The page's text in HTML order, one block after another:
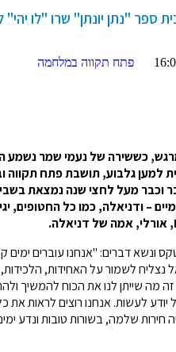
ספר "נתן יונתן" שרו "לו יהי"
פתח תקווה במלחמה
והמרגש, כששירה של נעמי שמר
למען גלבוע, תושבת פתח תקווה
וכבר מעל לחצי שנה נמצאת
– ודניאלה, כמו כל החטופים,
ונשא דברים: "אנחנו עוברים ימים
נצליח לשמור על האחידות,
מה שייתן לנו את הכוח להמשיך
לעשות. אנחנו רוצים לראות את
חירות שלמה, בשורות טובות ונדע